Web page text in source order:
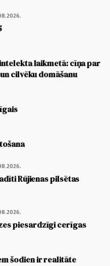
laikmetā: cīņa par
cilvēku domāšanu
Rūjienas pilsētas
piesardzīgi cerīgas
šodien ir realitāte